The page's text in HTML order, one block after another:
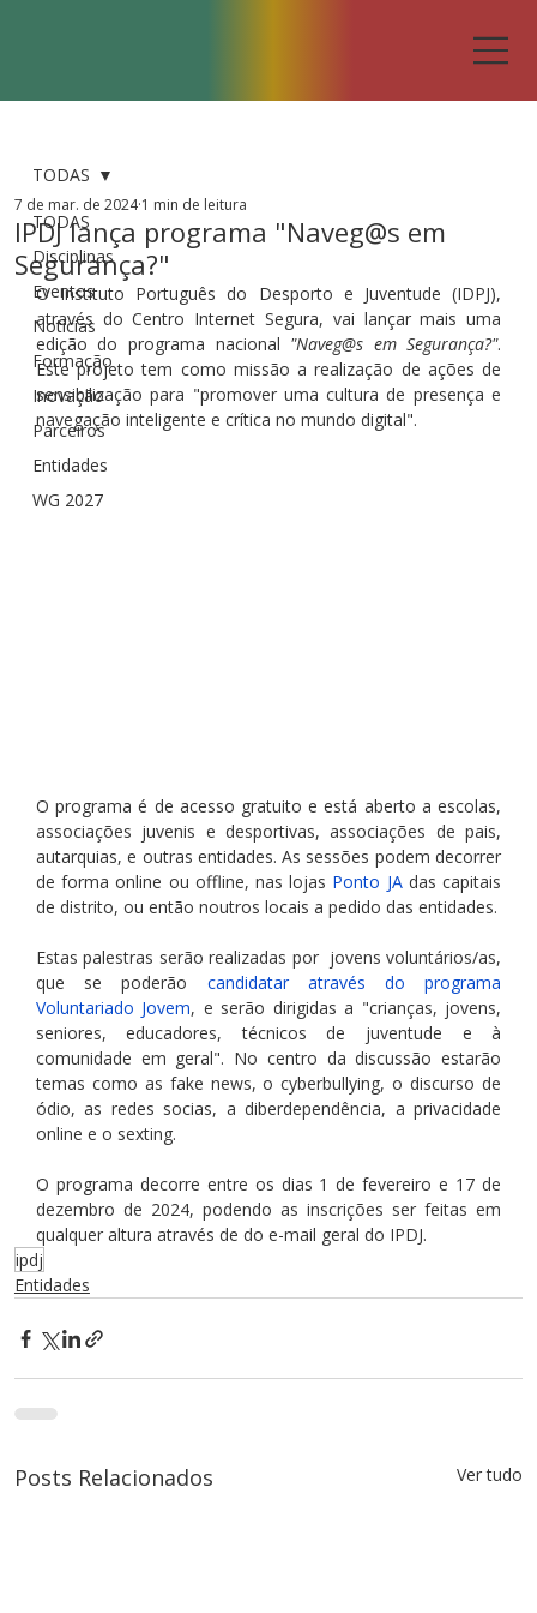
TODAS
Disciplinas
Eventos
Notícias
Formação
Inovação
Parceiros
Entidades
WG 2027
TODAS
IPDJ lança programa "Naveg@s em
Segurança?"
7 de mar. de 2024 1 min de leitura
O Instituto Português do Desporto e Juventude (IDPJ),
através do Centro Internet Segura, vai lançar mais uma
edição do programa nacional "Naveg@s em Segurança?".
Este projeto tem como missão a realização de ações de
sensibilização para "promover uma cultura de presença e
navegação inteligente e crítica no mundo digital".
O programa é de acesso gratuito e está aberto a escolas,
associações juvenis e desportivas, associações de pais,
autarquias, e outras entidades. As sessões podem decorrer
de forma online ou offline, nas lojas Ponto JA das capitais
Estas palestras serão realizadas por  jovens voluntários/as,
que se poderão candidatar através do programa
Voluntariado Jovem, e serão dirigidas a "crianças, jovens,
seniores, educadores, técnicos de juventude e à
comunidade em geral". No centro da discussão estarão
temas como as fake news, o cyberbullying, o discurso de
ódio, as redes socias, a diberdependência, a privacidade
online e o sexting.
O programa decorre entre os dias 1 de fevereiro e 17 de
dezembro de 2024, podendo as inscrições ser feitas em
qualquer altura através de do e-mail geral do IPDJ.
ipdj
Entidades
Posts Relacionados Ver tudo